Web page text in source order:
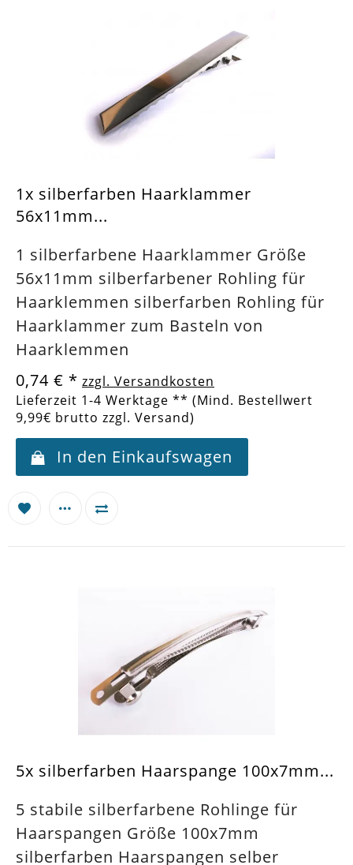
1x silberfarben Haarklammer
56x11mm...
1 silberfarbene Haarklammer Größe
56x11mm silberfarbener Rohling für
Haarklemmen silberfarben Rohling für
Haarklammer zum Basteln von
Haarklemmen
0,74 € * zzgl. Versandkosten
Lieferzeit 1-4 Werktage ** (Mind. Bestellwert
9,99€ brutto zzgl. Versand)
In den Einkaufswagen
5x silberfarben Haarspange 100x7mm...
5 stabile silberfarbene Rohlinge für
Haarspangen Größe 100x7mm
silberfarben Haarspangen selber